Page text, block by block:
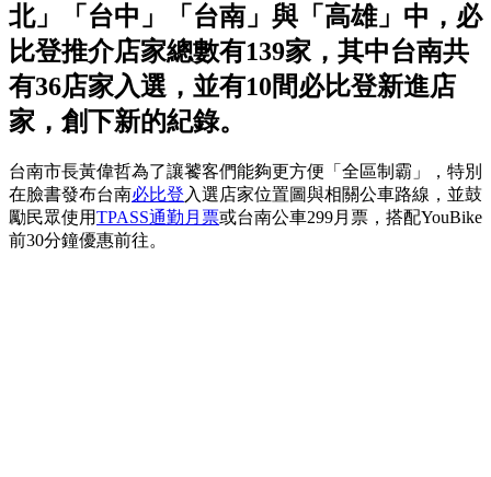
北」「台中」「台南」與「高雄」中，必
比登推介店家總數有139家，其中台南共
有36店家入選，並有10間必比登新進店
家，創下新的紀錄。
台南市長黃偉哲為了讓饕客們能夠更方便「全區制霸」，特別
在臉書發布台南必比登 入選店家位置圖與相關公車路線，並鼓
勵民眾使用TPASS通勤月票或台南公車299月票，搭配YouBike
前30分鐘優惠前往。